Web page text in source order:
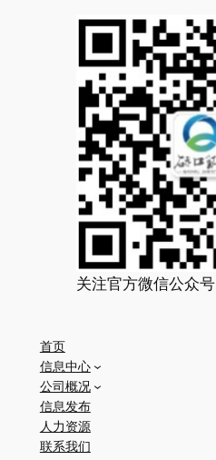
关注官方微信公众号
首页
信息中心
公司概况
信息发布
人力资源
联系我们